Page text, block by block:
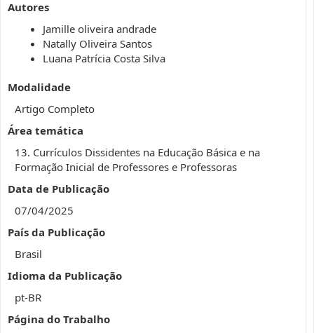
Autores
Jamille oliveira andrade
Natally Oliveira Santos
Luana Patrícia Costa Silva
Modalidade
Artigo Completo
Área temática
13. Currículos Dissidentes na Educação Básica e na
Formação Inicial de Professores e Professoras
Data de Publicação
07/04/2025
País da Publicação
Brasil
Idioma da Publicação
pt-BR
Página do Trabalho